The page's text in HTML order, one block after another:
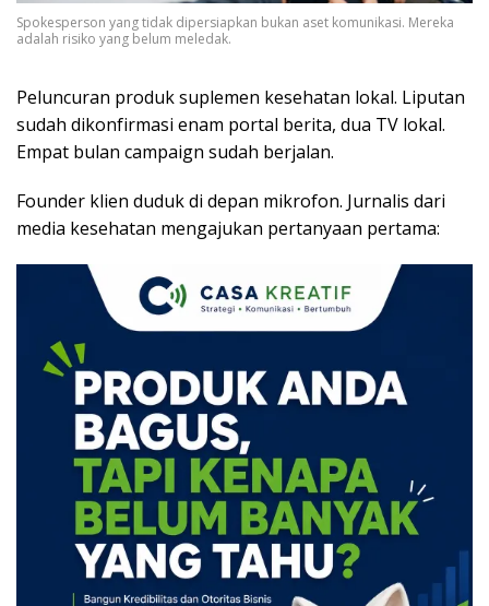
Spokesperson yang tidak dipersiapkan bukan aset komunikasi. Mereka
adalah risiko yang belum meledak.
Peluncuran produk suplemen kesehatan lokal. Liputan
sudah dikonfirmasi enam portal berita, dua TV lokal.
Empat bulan campaign sudah berjalan.
Founder klien duduk di depan mikrofon. Jurnalis dari
media kesehatan mengajukan pertanyaan pertama: